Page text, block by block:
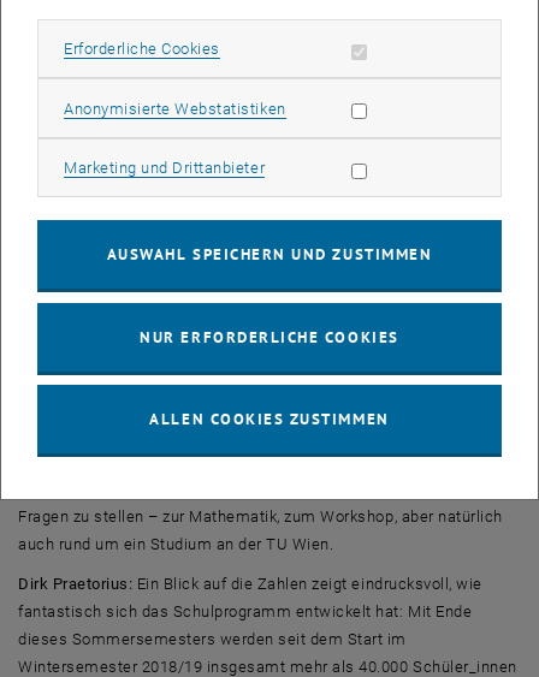
auch Wahrnehmung für ein extrem spannendes Studium schaffen
wollen. Hier wollen wir interaktive
zu
Satellitentechnologie und GPS sowie zum Thema Tunnelbau
konzipieren. Es ist ja alles andere als klar, dass man sich überhaupt
zu bohren beginnt (lacht).
Bei all diesen Themen ist die primäre Zielgruppe Oberstufen-
intensiv mit ihrer Zukunft auseinanderzusetzen – ein idealer
Frauennetzwerk der Mathematikerinnen an der TU Wien, ist„Girls
Unendlich viele Unendlichkeiten“ teilzunehmen und im Anschluss
Fragen zu stellen – zur Mathematik, zumWorkshop , aber natürlich
auch rund um ein Studium an der TU Wien.
Dirk Praetorius: Ein Blick auf die Zahlen zeigt eindrucksvoll, wie
fantastisch sich das Schulprogramm entwickelt hat: Mit Ende
dieses Sommersemesters werden seit dem Start im
Wintersemester 2018/19 insgesamt mehr als 40.000 Schüler_innen
Erforderliche Cookies Erforderliche Cookies zulassen
Anonymisierte WebstatistikenStatistik Cookies zulassen
Marketing und DrittanbieterMarketing Cookies zulassen
AUSWAHL SPEICHERN UND ZUSTIMMEN
NUR ERFORDERLICHE COOKIES
ALLEN COOKIES ZUSTIMMEN